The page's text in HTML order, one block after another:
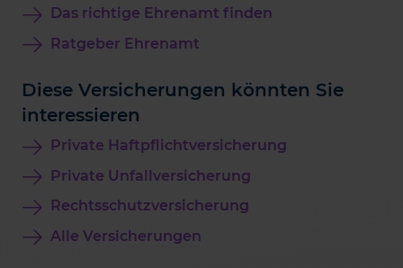
Das richtige Ehrenamt finden
Ratgeber Ehrenamt
Diese Versicherungen könnten Sie
interessieren
Private Haftpflichtversicherung
Private Unfallversicherung
Rechtsschutzversicherung
Alle Versicherungen